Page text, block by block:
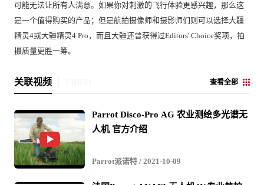
可能无法让所有人满意。如果你对刺激的飞行体验更感兴趣，那么这
是一个值得购买的产品；但是航拍摄像师和摄影师们则可以选择大疆
精灵4或大疆精灵4 Pro，而且大疆还曾获得过Editors' Choice奖项，拍
摄质量更胜一筹。
关联视频 查看全部
Parrot Disco-Pro AG 农业测绘多光谱无
人机 官方介绍
Parrot派诺特 / 2021-10-09